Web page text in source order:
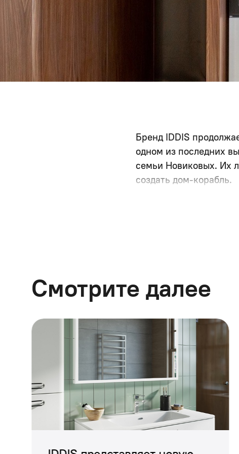
Бренд IDDIS
одном из последних
семьи Новиковых. Их
создать дом-корабль.
«Благодарим Андрея
решение объединить
Смотрите далее